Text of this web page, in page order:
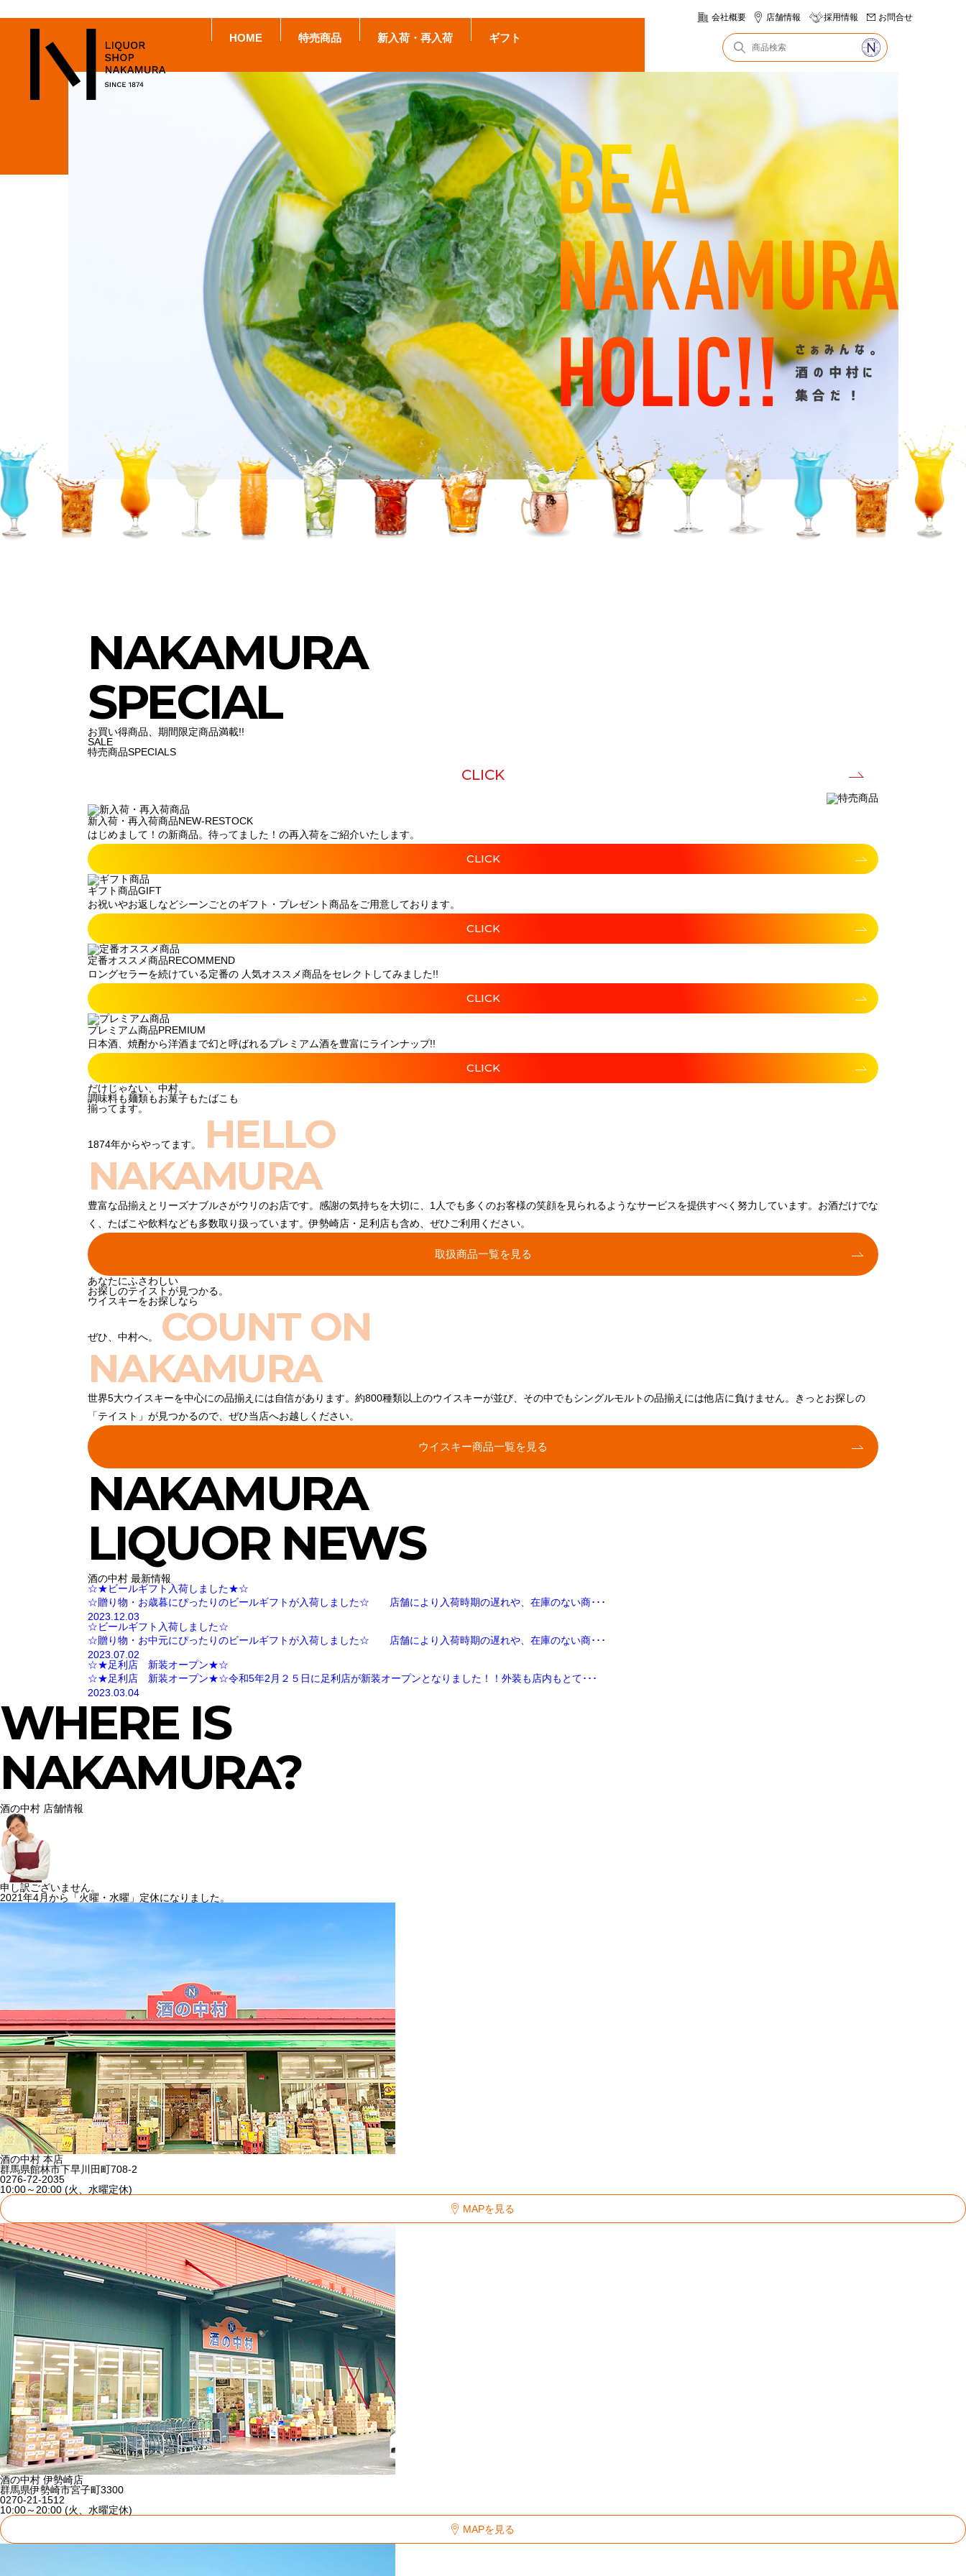
HOME 特売商品 新入荷・再入荷 ギフト
会社概要 店舗情報 採用情報 お問合せ
NAKAMURA
SPECIAL
お買い得商品、期間限定商品満載!!
SALE
特売商品SPECIALS
CLICK
新入荷・再入荷商品NEW-RESTOCK
はじめまして！の新商品。待ってました！の再入荷をご紹介いたします。
CLICK
ギフト商品GIFT
お祝いやお返しなどシーンごとのギフト・プレゼント商品をご用意しております。
CLICK
定番オススメ商品RECOMMEND
ロングセラーを続けている定番の 人気オススメ商品をセレクトしてみました!!
CLICK
プレミアム商品PREMIUM
日本酒、焼酎から洋酒まで幻と呼ばれるプレミアム酒を豊富にラインナップ!!
CLICK
だけじゃない、中村。
調味料も麺類もお菓子もたばこも
揃ってます。
1874年からやってます。
HELLO
NAKAMURA
豊富な品揃えとリーズナブルさがウリのお店です。感謝の気持ちを大切に、1人でも多くのお客様の笑顔を見られるようなサービスを提供すべく努力しています。お酒だけでな
く、たばこや飲料なども多数取り扱っています。伊勢崎店・足利店も含め、ぜひご利用ください。
取扱商品一覧を見る
あなたにふさわしい
お探しのテイストが見つかる。
ウイスキーをお探しなら
ぜひ、中村へ。
COUNT ON
NAKAMURA
世界5大ウイスキーを中心にの品揃えには自信があります。約800種類以上のウイスキーが並び、その中でもシングルモルトの品揃えには他店に負けません。きっとお探しの
「テイスト」が見つかるので、ぜひ当店へお越しください。
ウイスキー商品一覧を見る
NAKAMURA
LIQUOR NEWS
酒の中村 最新情報
☆★ビールギフト入荷しました★☆
☆贈り物・お歳暮にぴったりのビールギフトが入荷しました☆ 店舗により入荷時期の遅れや、在庫のない商･･･
2023.12.03
☆ビールギフト入荷しました☆
☆贈り物・お中元にぴったりのビールギフトが入荷しました☆ 店舗により入荷時期の遅れや、在庫のない商･･･
2023.07.02
☆★足利店 新装オープン★☆
☆★足利店 新装オープン★☆令和5年2月２５日に足利店が新装オープンとなりました！！外装も店内もとて･･･
2023.03.04
WHERE IS
NAKAMURA?
酒の中村 店舗情報
申し訳ございません。
2021年4月から「火曜・水曜」定休になりました。
酒の中村 本店
群馬県館林市下早川田町708-2
0276-72-2035
10:00～20:00 (火、水曜定休)
MAPを見る
酒の中村 伊勢崎店
群馬県伊勢崎市宮子町3300
0270-21-1512
10:00～20:00 (火、水曜定休)
MAPを見る